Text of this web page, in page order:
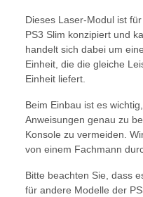
Dieses Laser-Modul ist
PS3 Slim konzipiert und
handelt sich dabei um
Einheit, die die gleiche
Einheit liefert.
Beim Einbau ist es
Anweisungen genau zu
Konsole zu vermeiden.
von einem Fachmann
Bitte beachten Sie, dass
für andere Modelle der